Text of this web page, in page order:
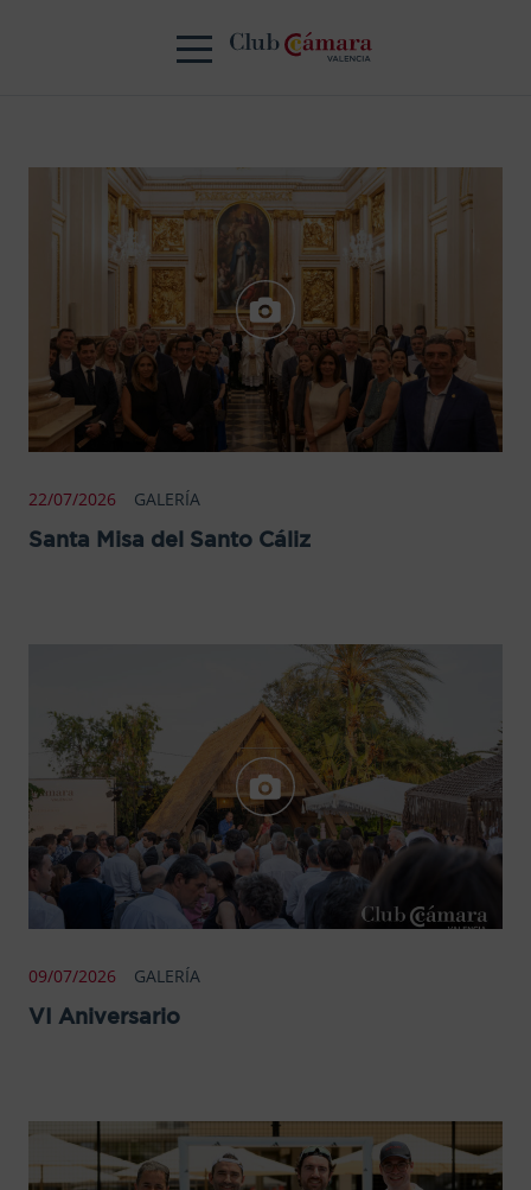
22/07/2026 GALERÍA
Santa Misa del Santo Cáliz
09/07/2026 GALERÍA
VI Aniversario